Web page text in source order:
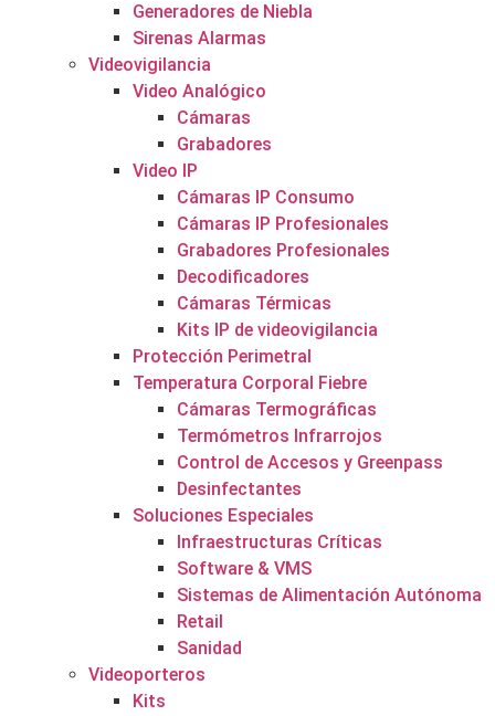
Generadores de Niebla
Sirenas Alarmas
Videovigilancia
Video Analógico
Cámaras
Grabadores
Video IP
Cámaras IP Consumo
Cámaras IP Profesionales
Grabadores Profesionales
Decodificadores
Cámaras Térmicas
Kits IP de videovigilancia
Protección Perimetral
Temperatura Corporal Fiebre
Cámaras Termográficas
Termómetros Infrarrojos
Control de Accesos y Greenpass
Desinfectantes
Soluciones Especiales
Infraestructuras Críticas
Software & VMS
Sistemas de Alimentación Autónoma
Retail
Sanidad
Videoporteros
Kits